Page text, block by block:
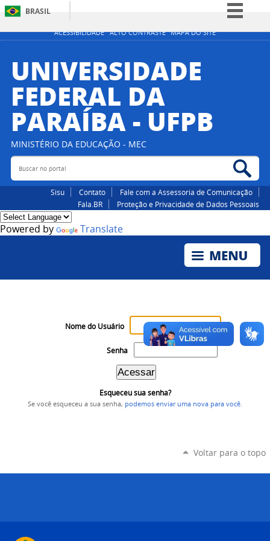
ACESSIBILIDADE ALTO CONTRASTE MAPA DO SITE
BRASIL
Simplifique!
Participe
Acesso à informação
Canais
UNIVERSIDADE
FEDERAL DA
PARAÍBA - UFPB
MINISTÉRIO DA EDUCAÇÃO - MEC
Buscar no portal
Sisu Contato
Fale com a Assessoria de Comunicação
Fala.BR
Proteção e Privacidade de Dados Pessoais
Powered by Translate
Nome do Usuário
Senha
Esqueceu sua senha?
Se você esqueceu a sua senha, podemos enviar uma nova para você
Voltar para o topo